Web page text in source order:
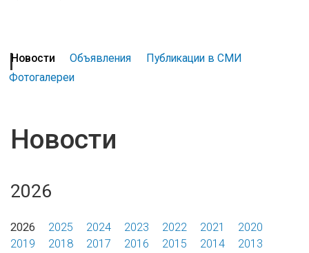
Новости Объявления
Публикации в СМИ
Фотогалереи
Новости
2026
2026 2025 2024 2023 2022 2021
2020
2019
2018 2017 2016 2015 2014
2013